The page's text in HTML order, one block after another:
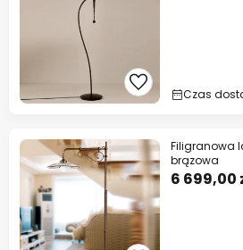
Czas
Filigranowa
brązowa
6 699,00